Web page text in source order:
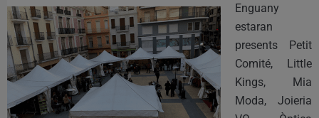
Enguany
estaran
presents Petit
Comité, Little
Kings, Mia
Moda, Joieria